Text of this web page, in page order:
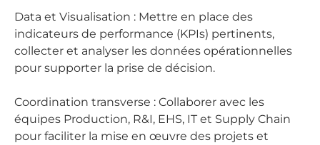
Data et Visualisation : Mettre en place des
indicateurs de performance (KPIs) pertinents,
collecter et analyser les données opérationnelles
pour supporter la prise de décision.
Coordination transverse : Collaborer avec les
équipes Production, R&I, EHS, IT et Supply Chain
pour faciliter la mise en œuvre des projets et